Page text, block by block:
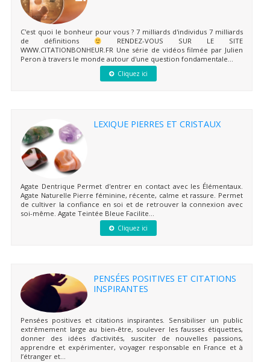
C'est quoi le bonheur pour vous ? 7 milliards d'individus 7 milliards
de définitions
RENDEZ-VOUS SUR LE SITE
WWW.CITATIONBONHEUR.FR Une série de vidéos filmée par Julien
Peron à travers le monde autour d'une question fondamentale...
Cliquez ici
LEXIQUE PIERRES ET CRISTAUX
Agate Dentrique Permet d'entrer en contact avec les Élémentaux.
Agate Naturelle Pierre féminine, récente, calme et rassure. Permet
de cultiver la confiance en soi et de retrouver la connexion avec
soi-même. Agate Teintée Bleue Facilite...
Cliquez ici
PENSÉES POSITIVES ET CITATIONS
INSPIRANTES
Pensées positives et citations inspirantes. Sensibiliser un public
extrêmement large au bien-être, soulever les fausses étiquettes,
donner des idées d’activités, susciter de nouvelles passions,
apprendre et expérimenter, voyager responsable en France et à
l’étranger et...